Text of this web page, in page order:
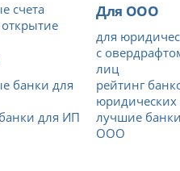
счета
банки для
для ИП
Для ООО
для
с
лиц
рейтинг
лучшие
ООО